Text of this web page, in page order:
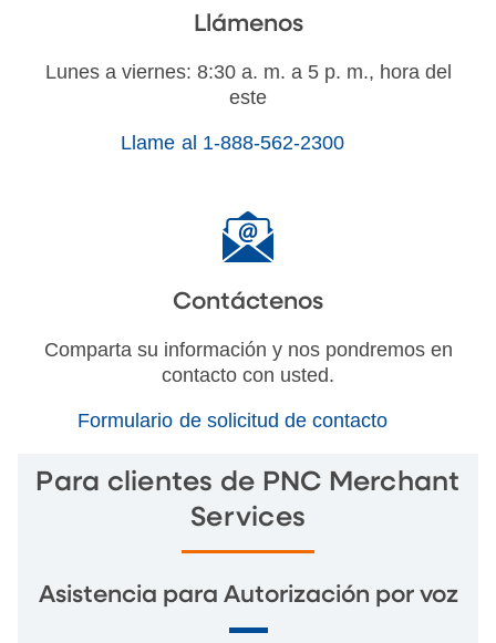
Llámenos
Lunes a viernes: 8:30 a. m. a 5 p. m., hora del
este
Llame al 1-888-562-2300
Contáctenos
Comparta su información y nos pondremos en
contacto con usted.
Formulario de solicitud de contacto
Para clientes de PNC Merchant
Services
Asistencia para Autorización por voz